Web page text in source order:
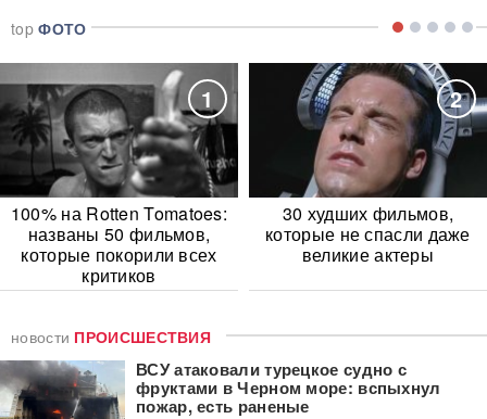
topФОТО
1
100% на Rotten Tomatoes:
названы 50 фильмов,
которые покорили всех
критиков
2
30 худших фильмов,
которые не спасли даже
великие актеры
новости ПРОИСШЕСТВИЯ
ВСУ атаковали турецкое судно с
фруктами в Черном море: вспыхнул
пожар, есть раненые